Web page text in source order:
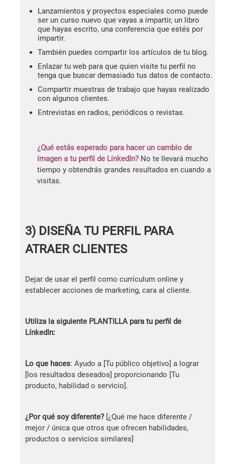
Lanzamientos y proyectos especiales como puede
ser un curso nuevo que vayas a impartir, un libro
que hayas escrito, una conferencia que estés por
impartir.
También puedes compartir los artículos de tu blog.
Enlazar tu web para que quien visite tu perfil no
tenga que buscar demasiado tus datos de contacto.
Compartir muestras de trabajo que hayas realizado
con algunos clientes.
Entrevistas en radios, periódicos o revistas.
¿Qué estás esperado para hacer un cambio de
imagen a tu perfil de LinkedIn? No te llevará mucho
tiempo y obtendrás grandes resultados en cuando a
visitas.
3) DISEÑA TU PERFIL PARA
ATRAER CLIENTES
Dejar de usar el perfil como currículum online y
establecer acciones de marketing, cara al cliente.
Utiliza la siguiente PLANTILLA para tu perfil de
LínkedIn:
Lo que haces: Ayudo a [Tu público objetivo] a lograr
[los resultados deseados] proporcionando [Tu
producto, habilidad o servicio].
¿Por qué soy diferente? [¿Qué me hace diferente /
mejor / única que otros que ofrecen habilidades,
productos o servicios similares]